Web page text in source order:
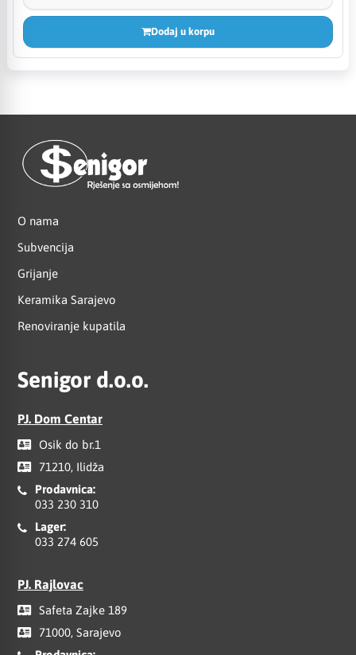
Dodaj u korpu
O nama
Subvencija
Grijanje
Keramika Sarajevo
Renoviranje kupatila
Senigor d.o.o.
PJ. Dom Centar
Osik do br.1
71210, Ilidža
Prodavnica:
033 230 310
Lager:
033 274 605
PJ. Rajlovac
Safeta Zajke 189
71000, Sarajevo